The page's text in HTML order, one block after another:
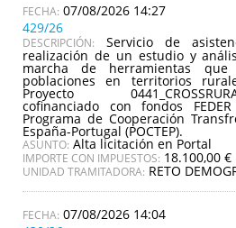
07/08/2026 14:27
429/26
DESCRIPCIÓN: Servicio de
realización de un estudio y
marcha de herramientas
poblaciones en territorios
Proyecto
cofinanciado con fondos
Programa de Cooperación
España-Portugal (POCTEP).
ASUNTO: Alta licitación en Portal
IMPORTE CON IMPUESTOS: 18.100,00 €
UNIDAD TRAMITADORA: RETO
07/08/2026 14:04